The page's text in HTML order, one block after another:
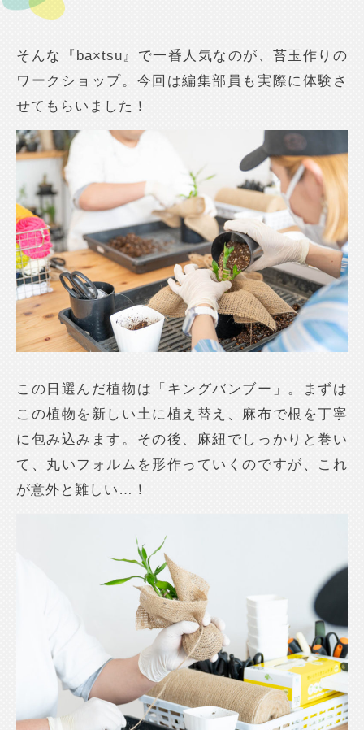
そんな『ba×tsu』で一番人気なのが、苔玉作りの
ワークショップ。今回は編集部員も実際に体験さ
せてもらいました！
この日選んだ植物は「キングバンブー」。まずは
この植物を新しい土に植え替え、麻布で根を丁寧
に包み込みます。その後、麻紐でしっかりと巻い
て、丸いフォルムを形作っていくのですが、これ
が意外と難しい…！